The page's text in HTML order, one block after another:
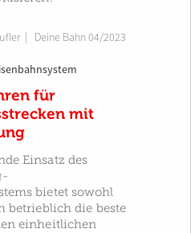
| Deine Bahn 04/2023
für
mit
Einsatz des
bietet sowohl
betrieblich die beste
einheitlichen